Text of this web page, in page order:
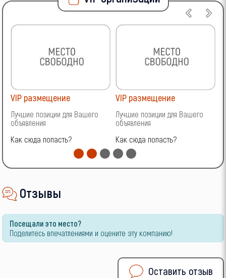
VIP размещение
Лучшие позиции для Вашего
объявления
Как сюда попасть?
VIP размещение
Лучшие позиции для Вашего
объявления
Как сюда попасть?
Отзывы
Посещали это место?
Поделитесь впечатлениями и оцените эту компанию!
Оставить отзыв